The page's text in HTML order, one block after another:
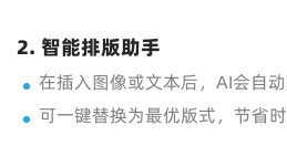
2. 智能排版助手
在插入图像或文本后，AI会自动
可一键替换为最优版式，节省时